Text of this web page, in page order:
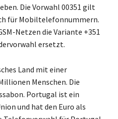
Die Vorwahl 00351 gilt
für Mobiltelefonnummern.
Netzen die Variante +351
ersetzt.
Land mit einer
Menschen. Die
Portugal ist ein
und hat den Euro als